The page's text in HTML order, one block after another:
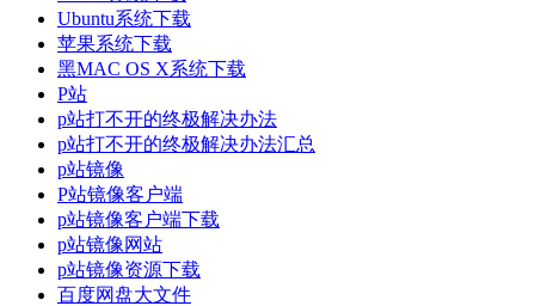
Ubuntu系统下载
苹果系统下载
黑MAC OS X系统下载
P站
p站打不开的终极解决办法
p站打不开的终极解决办法汇总
p站镜像
P站镜像客户端
p站镜像客户端下载
p站镜像网站
p站镜像资源下载
百度网盘大文件